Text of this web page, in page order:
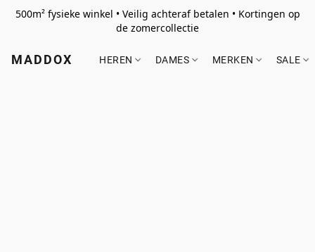
500m² fysieke winkel • Veilig achteraf betalen • Kortingen op
de zomercollectie
MADDOX HEREN DAMES MERKEN SALE